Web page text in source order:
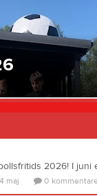
4 maj 0